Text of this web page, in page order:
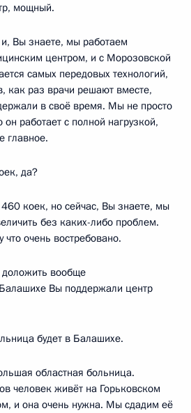
мощный.
Вы знаете, мы работаем
центром, и с Морозовской
самых передовых технологий,
как раз врачи решают вместе,
в своё время. Мы не просто
он работает с полной нагрузкой,
главное.
да?
коек, но сейчас, Вы знаете, мы
без каких-либо проблем.
очень востребовано.
доложить вообще
Вы поддержали центр
будет в Балашихе.
областная больница.
человек живёт на Горьковском
и она очень нужна. Мы сдадим её